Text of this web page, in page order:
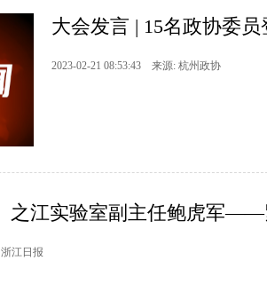
大会发言 | 15名政协委
2023-02-21 08:53:43 来源: 杭州政协
之江实验室副主任鲍虎军——
江日报